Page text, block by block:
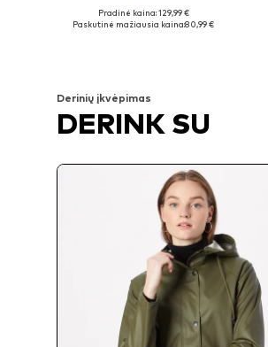
Pradinė kaina: 129,99 €
Paskutinė mažiausia kaina:80,99 €
Derinių įkvėpimas
DERINK SU